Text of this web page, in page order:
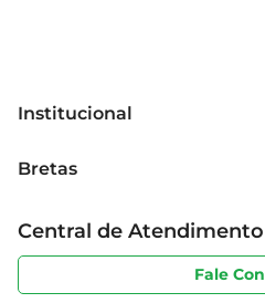
Institucional
Grupo Cencosud
Sobre privacidade
Portal do fornecedor
Bretas
Produtos Bretas
Código de ética
Serviços
Central de Atendimento
Fale